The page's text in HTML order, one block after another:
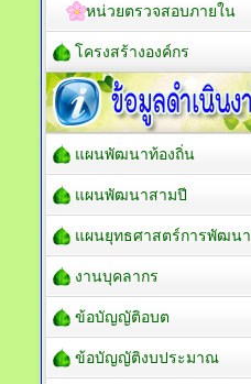
หน่วยตรวจสอบภายใน
โครงสร้างองค์กร
แผนพัฒนาท้องถิ่น
แผนพัฒนาสามปี
แผนยุทธศาสตร์การพัฒนา
งานบุคลากร
ข้อบัญญัติอบต
ข้อบัญญัติงบประมาณ